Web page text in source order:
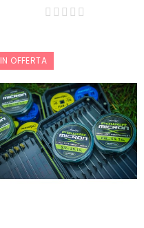
IN OFFERTA